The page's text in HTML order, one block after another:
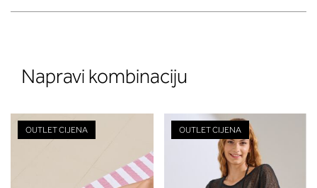
Napravi kombinaciju
OUTLET CIJENA OUTLET CIJENA